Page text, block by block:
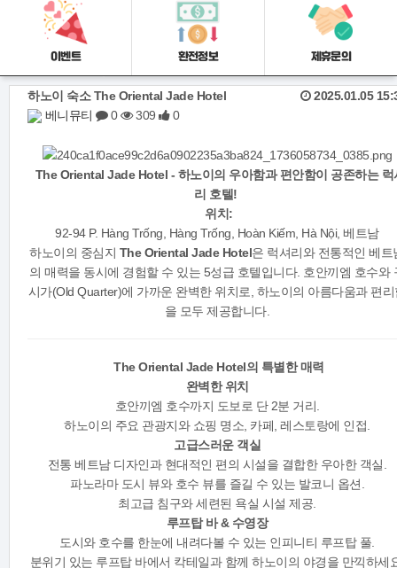
이벤트 환전정보 제휴문의
하노이 숙소 The Oriental Jade Hotel
2025.01.05
베니뮤티
0 309 0
The Oriental Jade Hotel - 하노이의 우아함과 편안함이 공존하는 럭
리 호텔!
위치:
92-94 P. Hàng Trống, Hàng Trống, Hoàn Kiếm, Hà Nội, 베트남
하노이의 중심지 The Oriental Jade Hotel은 럭셔리와 전통적인 베트
의 매력을 동시에 경험할 수 있는 5성급 호텔입니다. 호안끼엠 호수와
시가(Old Quarter)에 가까운 완벽한 위치로, 하노이의 아름다움과 편리
을 모두 제공합니다.
The Oriental Jade Hotel의 특별한 매력
완벽한 위치
호안끼엠 호수까지 도보로 단 2분 거리.
하노이의 주요 관광지와 쇼핑 명소, 카페, 레스토랑에 인접.
고급스러운 객실
전통 베트남 디자인과 현대적인 편의 시설을 결합한 우아한 객실.
파노라마 도시 뷰와 호수 뷰를 즐길 수 있는 발코니 옵션.
최고급 침구와 세련된 욕실 시설 제공.
루프탑 바 & 수영장
도시와 호수를 한눈에 내려다볼 수 있는 인피니티 루프탑 풀.
분위기 있는 루프탑 바에서 칵테일과 함께 하노이의 야경을 만끽하세